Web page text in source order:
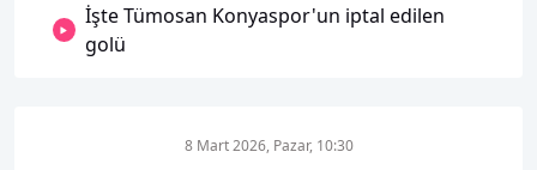
İşte Tümosan Konyaspor'un iptal edilen
golü
8 Mart 2026, Pazar, 10:30